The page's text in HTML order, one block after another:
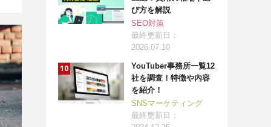
び方を解説
SEO対策
最終更新日：
2026.07.10
YouTuber事務所一覧12
社を調査！特徴や内容
を紹介！
SNSマーケティング
最終更新日：